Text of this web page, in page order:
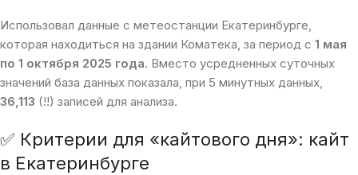
Использовал данные с метеостанции Екатеринбурге,
которая находиться на здании Коматека, за период с 1 мая
по 1 октября 2025 года. Вместо усредненных суточных
значений база данных показала, при 5 минутных данных,
36,113 (!!) записей для анализа.
✅ Критерии для «кайтового дня»: кайт
в Екатеринбурге